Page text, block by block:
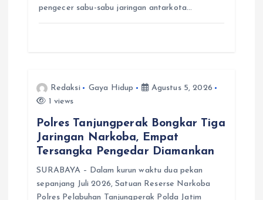
pengecer sabu-sabu jaringan antarkota…
Redaksi Gaya Hidup
Agustus 5, 2026
1 views
Polres Tanjungperak Bongkar Tiga
Jaringan Narkoba, Empat
Tersangka Pengedar Diamankan
SURABAYA – Dalam kurun waktu dua pekan
sepanjang Juli 2026, Satuan Reserse Narkoba
Polres Pelabuhan Tanjungperak Polda Jatim